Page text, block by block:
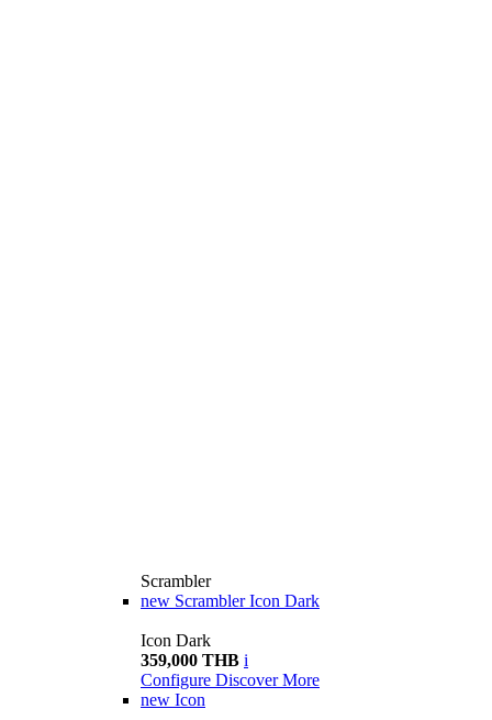
Scrambler
new Scrambler Icon Dark
Icon Dark
359,000 THB i
Configure Discover More
new Icon